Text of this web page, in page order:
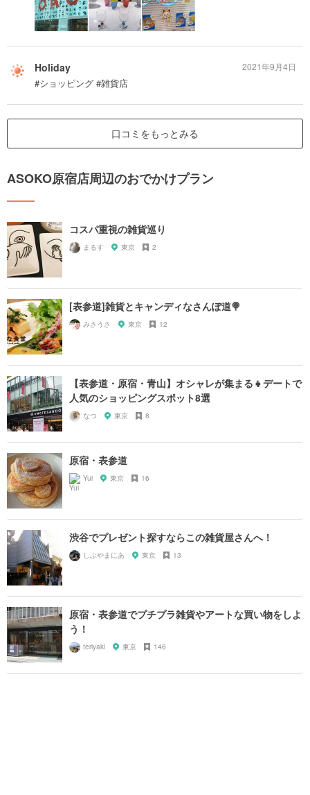
Holiday
#ショッピング #雑貨店
2021年9月4日
口コミをもっとみる
ASOKO原宿店周辺のおでかけプラン
コスパ重視の雑貨巡り
まるす 東京 2
[表参道]雑貨とキャンディなさんぽ道🍭
みさうさ 東京 12
【表参道・原宿・青山】オシャレが集まる👧デートで
人気のショッピングスポット8選
なつ 東京 8
原宿・表参道
Yui 東京 16
渋谷でプレゼント探すならこの雑貨屋さんへ！
しぶやまにあ 東京 13
原宿・表参道でプチプラ雑貨やアートな買い物をしよ
う！
teriyaki 東京 146